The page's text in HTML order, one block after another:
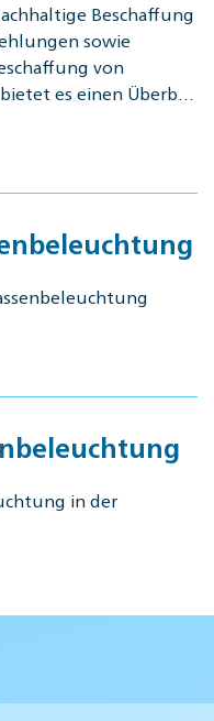
Be­schaf­fung
sowie
von
es einen Überb…
in der